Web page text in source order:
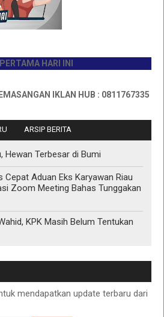
HARI INI
IKLAN HUB : 0811767335
ARSIP BERITA
Hewan Terbesar di Bumi
Cepat Aduan Eks Karyawan Riau
Zoom Meeting Bahas Tunggakan
KPK Masih Belum Tentukan
mendapatkan update terbaru dari